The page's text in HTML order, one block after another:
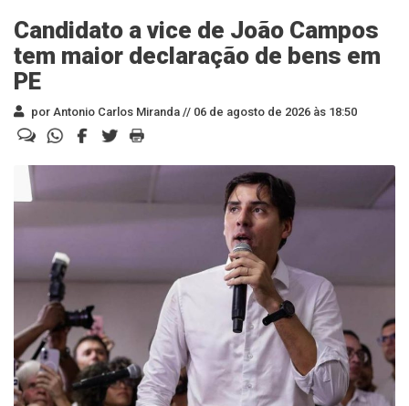
Candidato a vice de João Campos
tem maior declaração de bens em
PE
por Antonio Carlos Miranda // 06 de agosto de 2026 às 18:50